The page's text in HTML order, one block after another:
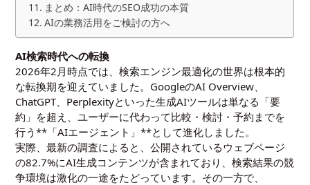
まとめ：AI時代のSEO成功の本質
AIの業務活用をご検討の方へ
AI検索時代への転換
2026年2月時点では、検索エンジン最適化の世界は根本的
な転換期を迎えていました。GoogleのAI Overview、
ChatGPT、Perplexityといった生成AIツールは単なる「要
約」を超え、ユーザーに代わって比較・検討・予約までを
行う**「AIエージェント」**として進化しました。
実際、最新の調査によると、公開されているウェブページ
の82.7%にAI生成コンテンツが含まれており、検索結果の競
争環境は激化の一途をたどっています。その一方で、